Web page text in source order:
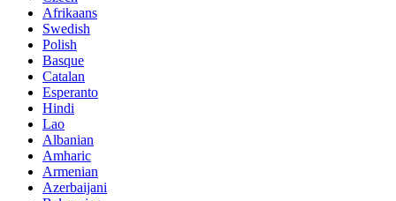
Afrikaans
Swedish
Polish
Basque
Catalan
Esperanto
Hindi
Lao
Albanian
Amharic
Armenian
Azerbaijani